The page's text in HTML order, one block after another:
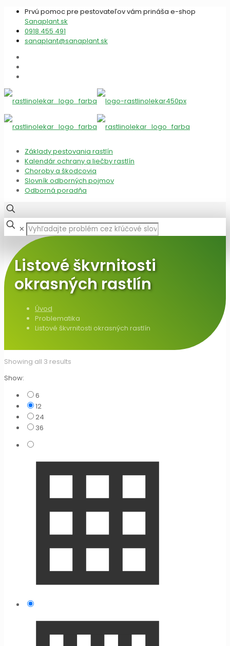
Prvú pomoc pre pestovateľov vám prináša e-shop
Sanaplant.sk
0918 455 491
sanaplant@sanaplant.sk
Základy pestovania rastlín
Kalendár ochrany a liečby rastlín
Choroby a škodcovia
Slovník odborných pojmov
Odborná poradňa
✕
Listové škvrnitosti
okrasných rastlín
Úvod
Problematika
Listové škvrnitosti okrasných rastlín
Showing all 3 results
Show:
6
12
24
36